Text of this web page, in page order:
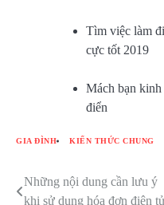
Tìm việc làm
cực tốt 2019
Mách bạn kinh
điển
GIA ĐÌNH KIẾN THỨC CHUNG
Điều
Những nội dung cần lưu ý
khi sử dụng hóa đơn điện